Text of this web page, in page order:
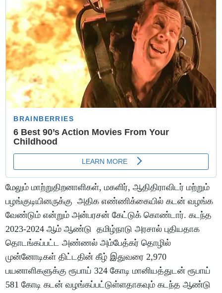
மேலும் மாற்றுதிறனாளிகள், மகளிர், ஆதிதிராவிடர் மற்றும்
பழங்குடியினருக்கு அதிக எண்ணிக்கையில் கடன் வழங்க
வேண்டும் என்றும் அன்பரசன் கேட்டுக் கொண்டார். கடந்த
2023-2024 ஆம் ஆண்டு தமிழ்நாடு அரசால் புதியதாக
தொடங்கப்பட்ட அண்ணல் அம்பேத்கர் தொழில்
முன்னோடிகள் திட்டதின் கீழ் இதுவரை 2,970
பயனாளிகளுக்கு ரூபாய் 324 கோடி மானியத்துடன் ரூபாய்
581 கோடி கடன் வழங்கப்பட்டுள்ளதாகவும் கடந்த ஆண்டு